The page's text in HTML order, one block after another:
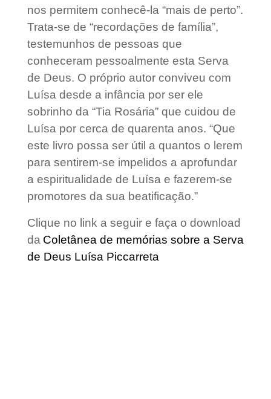
nos permitem conhecê-la “mais de perto”.
Trata-se de “recordações de família”,
testemunhos de pessoas que
conheceram pessoalmente esta Serva
de Deus. O próprio autor conviveu com
Luísa desde a infância por ser ele
sobrinho da “Tia Rosária” que cuidou de
Luísa por cerca de quarenta anos. “Que
este livro possa ser útil a quantos o lerem
para sentirem-se impelidos a aprofundar
a espiritualidade de Luísa e fazerem-se
promotores da sua beatificação.”
Clique no link a seguir e faça o download
da Coletânea de memórias sobre a Serva
de Deus Luísa Piccarreta